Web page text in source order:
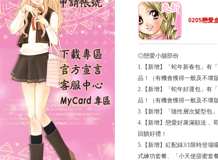
0205戀愛
◎戀愛小舖部份
1.【新增】「蛇年新春包」有
品！（有機會獲得一般及不壞
2.【新增】「蛇年好運包」有
品！（有機會獲得一般及不壞
3.【新增】「隨性層次髮型包
4.【新增】戀愛好康滿額送，
回饋好禮！
5.【新增】紅配綠3/1限時登場
式練功套餐、「小天使甜蜜套